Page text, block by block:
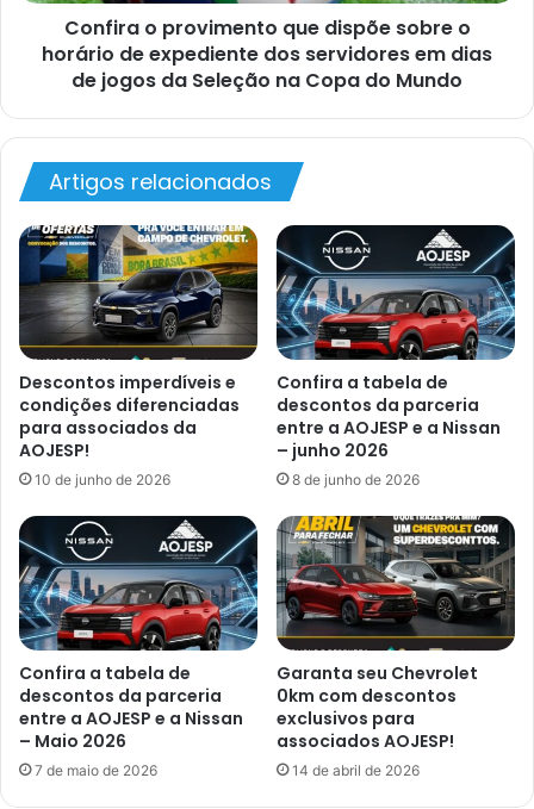
Confira o provimento que dispõe sobre o
horário de expediente dos servidores em dias
de jogos da Seleção na Copa do Mundo
Artigos relacionados
Descontos imperdíveis e
condições diferenciadas
para associados da
AOJESP!
10 de junho de 2026
Confira a tabela de
descontos da parceria
entre a AOJESP e a Nissan
– junho 2026
8 de junho de 2026
Confira a tabela de
descontos da parceria
entre a AOJESP e a Nissan
– Maio 2026
7 de maio de 2026
Garanta seu Chevrolet
0km com descontos
exclusivos para
associados AOJESP!
14 de abril de 2026